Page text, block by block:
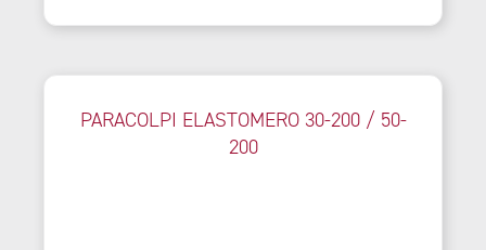
PARACOLPI ELASTOMERO 30-200 / 50-
200